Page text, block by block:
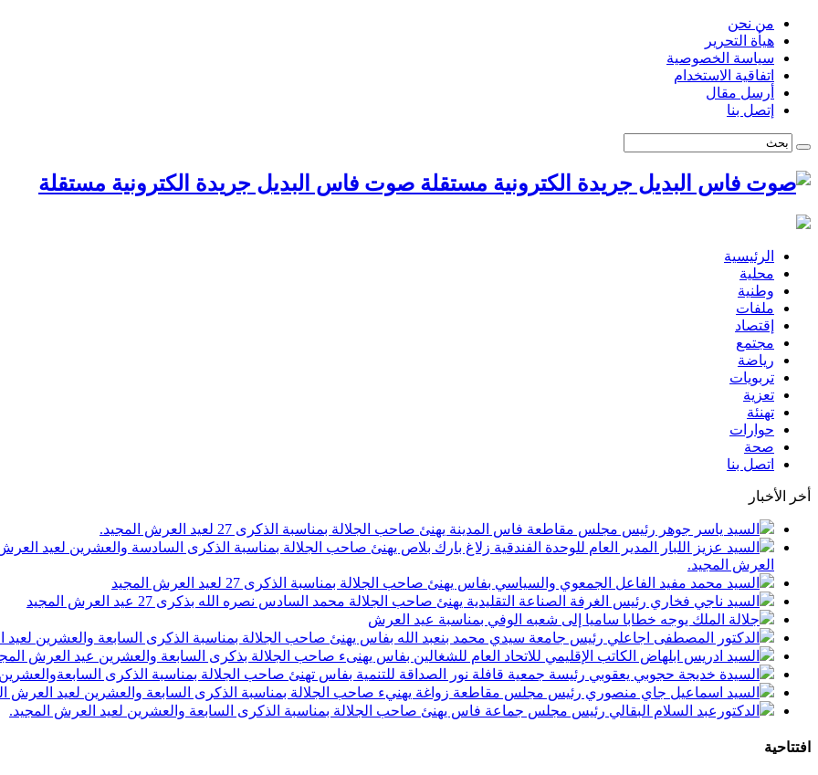
من نحن
هيأة التحرير
سياسة الخصوصية
اتفاقية الاستخدام
أرسل مقال
إتصل بنا
صوت فاس البديل جريدة الكترونية مستقلة
الرئيسية
محلية
وطنية
ملفات
إقتصاد
مجتمع
رياضة
تربويات
تعزية
تهنئة
حوارات
صحة
اتصل بنا
أخر الأخبار
السيد ياسر جوهر رئيس مجلس مقاطعة فاس المدينة يهنئ صاحب الجلالة بمناسبة الذكرى 27 لعيد العرش المجيد.
السيد عزيز اللبار المدير العام للوحدة الفندقية زلاغ بارك بلاص يهنئ صاحب الجلالة بمناسبة الذكرى السادسة والعشرين لعيد
العرش المجيد.
السيد محمد مفيد الفاعل الجمعوي والسياسي بفاس يهنئ صاحب الجلالة بمناسبة الذكرى 27 لعيد العرش المجيد
السيد ناجي فخاري رئيس الغرفة الصناعة التقليدية يهنئ صاحب الجلالة محمد السادس نصره الله بذكرى 27 عيد العرش المجيد
جلالة الملك يوجه خطابا ساميا إلى شعبه الوفي بمناسبة عيد العرش
الدكتور المصطفى اجاعلي رئيس جامعة سيدي محمد بنعبد الله بفاس يهنئ صاحب الجلالة بمناسبة الذكرى السابعة والعشرين لعيد
السيد ادريس ابلهاض الكاتب الإقليمي للاتحاد العام للشغالين بفاس يهنىء صاحب الجلالة بذكرى السابعة والعشرين عيد العرش
السيدة خديجة حجوبي يعقوبي رئيسة جمعية قافلة نور الصداقة للتنمية بفاس تهنئ صاحب الجلالة بمناسبة الذكرى
السيد اسماعيل جاي منصوري رئيس مجلس مقاطعة زواغة يهنيء صاحب الجلالة بمناسبة الذكرى السابعة والعشرين لعيد العرش
الدكتورعبد السلام البقالي رئيس مجلس جماعة فاس يهنئ صاحب الجلالة بمناسبة الذكرى السابعة والعشرين لعيد العرش المجيد.
افتتاحية